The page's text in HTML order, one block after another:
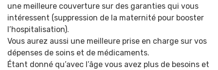
une meilleure couverture sur des garanties qui vous
intéressent (suppression de la maternité pour booster
l’hospitalisation).
Vous aurez aussi une meilleure prise en charge sur vos
dépenses de soins et de médicaments.
Étant donné qu’avec l’âge vous avez plus de besoins et